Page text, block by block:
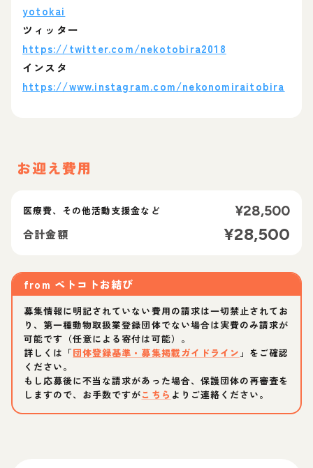
yotokai
ツィッター
https://twitter.com/nekotobira2018
インスタ
https://www.instagram.com/nekonomiraitobira
お迎え費用
医療費、その他活動支援金など ¥28,500
合計金額 ¥28,500
from ペトコトお結び
募集情報に明記されていない費用の請求は一切禁止されてお
り、第一種動物取扱業登録団体でない場合は実費のみ請求が
可能です（任意による寄付は可能）。
詳しくは「団体登録基準・募集掲載ガイドライン 」をご確認
ください。
もし応募後に不当な請求があった場合、保護団体の再審査を
しますので、お手数ですがこちら よりご連絡ください。